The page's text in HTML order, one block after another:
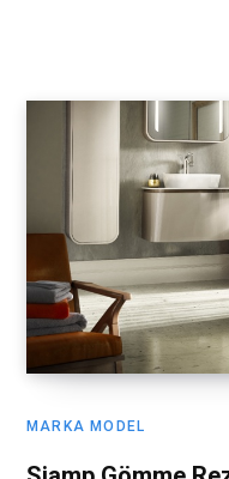
MARKA MODEL